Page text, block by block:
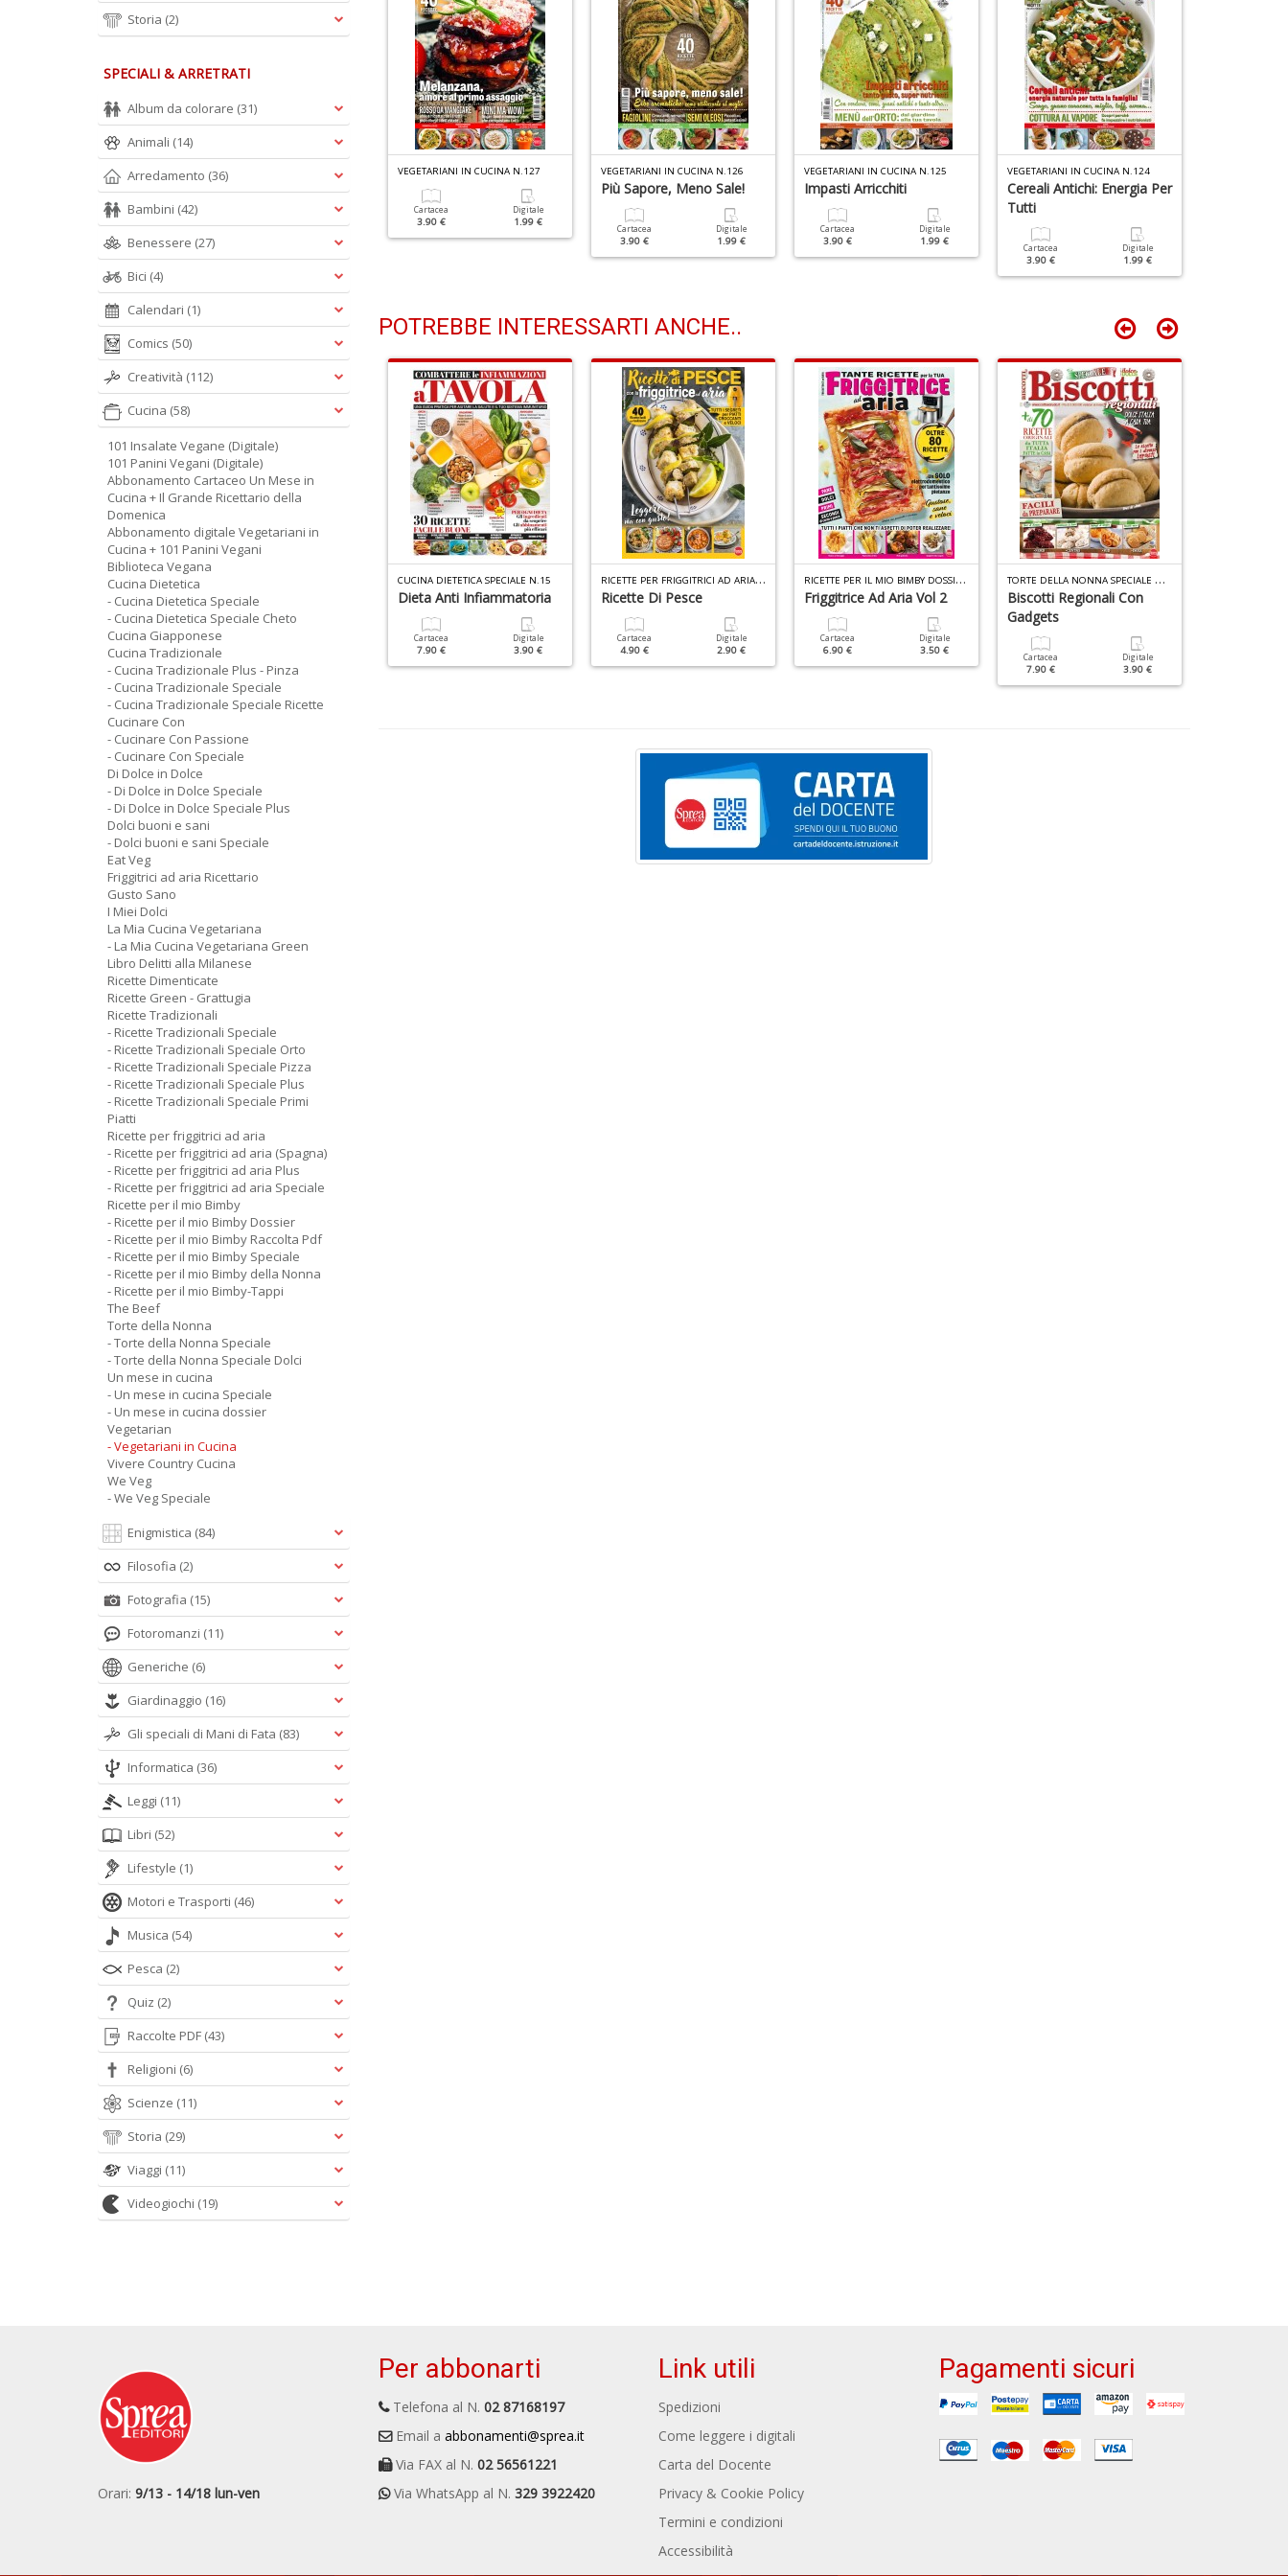
IN CUCINA N.113
Digitale
1.99 €
VEGETARIANI IN CUCINA N.112
Risotti Ad Opera D'arte
Cartacea
3.90 €
Digitale
1.99 €
VEGETARIANI IN CUCINA N.127
Cartacea
3.90 €
Digitale
1.99 €
VEGETARIANI IN CUCINA N.126
Più Sapore, Meno Sale!
Cartacea
3.90 €
Digitale
1.99 €
VEGETARIANI IN CUCINA N.125
Impasti Arricchiti
Cartacea
3.90 €
Digitale
1.99 €
VEGETARIANI IN CUCINA N.124
Cereali Antichi: Energia Per
Tutti
Cartacea
3.90 €
Digitale
1.99 €
POTREBBE INTERESSARTI ANCHE..
DOLCE IN DOLCE SPECIALE N.68
Digitale
3.50 €
CUCINA GIAPPONESE N.1
Cartacea
9.90 €
CUCINA DIETETICA SPECIALE N.15
Dieta Anti Infiammatoria
Cartacea
7.90 €
Digitale
3.90 €
R
ICETTE PER FRIGGITRICI AD ARIA SPECIALE N.1
Ricette Di Pesce
Cartacea
4.90 €
Digitale
2.90 €
R
ICETTE PER IL MIO BIMBY DOSSIER N.2
Friggitrice Ad Aria Vol 2
Cartacea
6.90 €
Digitale
3.50 €
T
ORTE DELLA NONNA SPECIALE N.49
Biscotti Regionali Con
Gadgets
Cartacea
7.90 €
Digitale
3.90 €
Storia (2)
SPECIALI & ARRETRATI
Album da colorare (31)
Animali (14)
Arredamento (36)
Bambini (42)
Benessere (27)
Bici (4)
Calendari (1)
Comics (50)
Creatività (112)
Cucina (58)
101 Insalate Vegane (Digitale)
101 Panini Vegani (Digitale)
Abbonamento Cartaceo Un Mese in
Cucina + Il Grande Ricettario della
Domenica
Abbonamento digitale Vegetariani in
Cucina + 101 Panini Vegani
Biblioteca Vegana
Cucina Dietetica
- Cucina Dietetica Speciale
- Cucina Dietetica Speciale Cheto
Cucina Giapponese
Cucina Tradizionale
- Cucina Tradizionale Plus - Pinza
- Cucina Tradizionale Speciale
- Cucina Tradizionale Speciale Ricette
Cucinare Con
- Cucinare Con Passione
- Cucinare Con Speciale
Di Dolce in Dolce
- Di Dolce in Dolce Speciale
- Di Dolce in Dolce Speciale Plus
Dolci buoni e sani
- Dolci buoni e sani Speciale
Eat Veg
Friggitrici ad aria Ricettario
Gusto Sano
I Miei Dolci
La Mia Cucina Vegetariana
- La Mia Cucina Vegetariana Green
Libro Delitti alla Milanese
Ricette Dimenticate
Ricette Green - Grattugia
Ricette Tradizionali
- Ricette Tradizionali Speciale
- Ricette Tradizionali Speciale Orto
- Ricette Tradizionali Speciale Pizza
- Ricette Tradizionali Speciale Plus
- Ricette Tradizionali Speciale Primi
Piatti
Ricette per friggitrici ad aria
- Ricette per friggitrici ad aria (Spagna)
- Ricette per friggitrici ad aria Plus
- Ricette per friggitrici ad aria Speciale
Ricette per il mio Bimby
- Ricette per il mio Bimby Dossier
- Ricette per il mio Bimby Raccolta Pdf
- Ricette per il mio Bimby Speciale
- Ricette per il mio Bimby della Nonna
- Ricette per il mio Bimby-Tappi
The Beef
Torte della Nonna
- Torte della Nonna Speciale
- Torte della Nonna Speciale Dolci
Un mese in cucina
- Un mese in cucina Speciale
- Un mese in cucina dossier
Vegetarian
- Vegetariani in Cucina
Vivere Country Cucina
We Veg
- We Veg Speciale
Enigmistica (84)
Filosofia (2)
Fotografia (15)
Fotoromanzi (11)
Generiche (6)
Giardinaggio (16)
Gli speciali di Mani di Fata (83)
Informatica (36)
Leggi (11)
Libri (52)
Lifestyle (1)
Motori e Trasporti (46)
Musica (54)
Pesca (2)
Quiz (2)
Raccolte PDF (43)
Religioni (6)
Scienze (11)
Storia (29)
Viaggi (11)
Videogiochi (19)
Orari: 9/13 - 14/18 lun-ven
Per abbonarti
Telefona al N. 02 87168197
Email a abbonamenti@sprea.it
Via FAX al N. 02 56561221
Via WhatsApp al N. 329 3922420
Link utili
Spedizioni
Come leggere i digitali
Carta del Docente
Privacy & Cookie Policy
Termini e condizioni
Accessibilità
Pagamenti sicuri